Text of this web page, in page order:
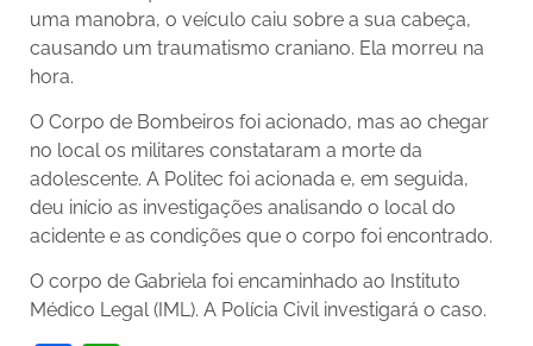
uma manobra, o veículo caiu sobre a sua cabeça,
causando um traumatismo craniano. Ela morreu na
hora.
O Corpo de Bombeiros foi acionado, mas ao chegar
no local os militares constataram a morte da
adolescente. A Politec foi acionada e, em seguida,
deu início as investigações analisando o local do
acidente e as condições que o corpo foi encontrado.
O corpo de Gabriela foi encaminhado ao Instituto
Médico Legal (IML). A Polícia Civil investigará o caso.